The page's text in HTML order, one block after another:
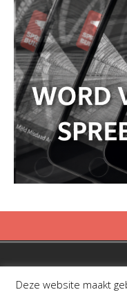
Deze website maakt